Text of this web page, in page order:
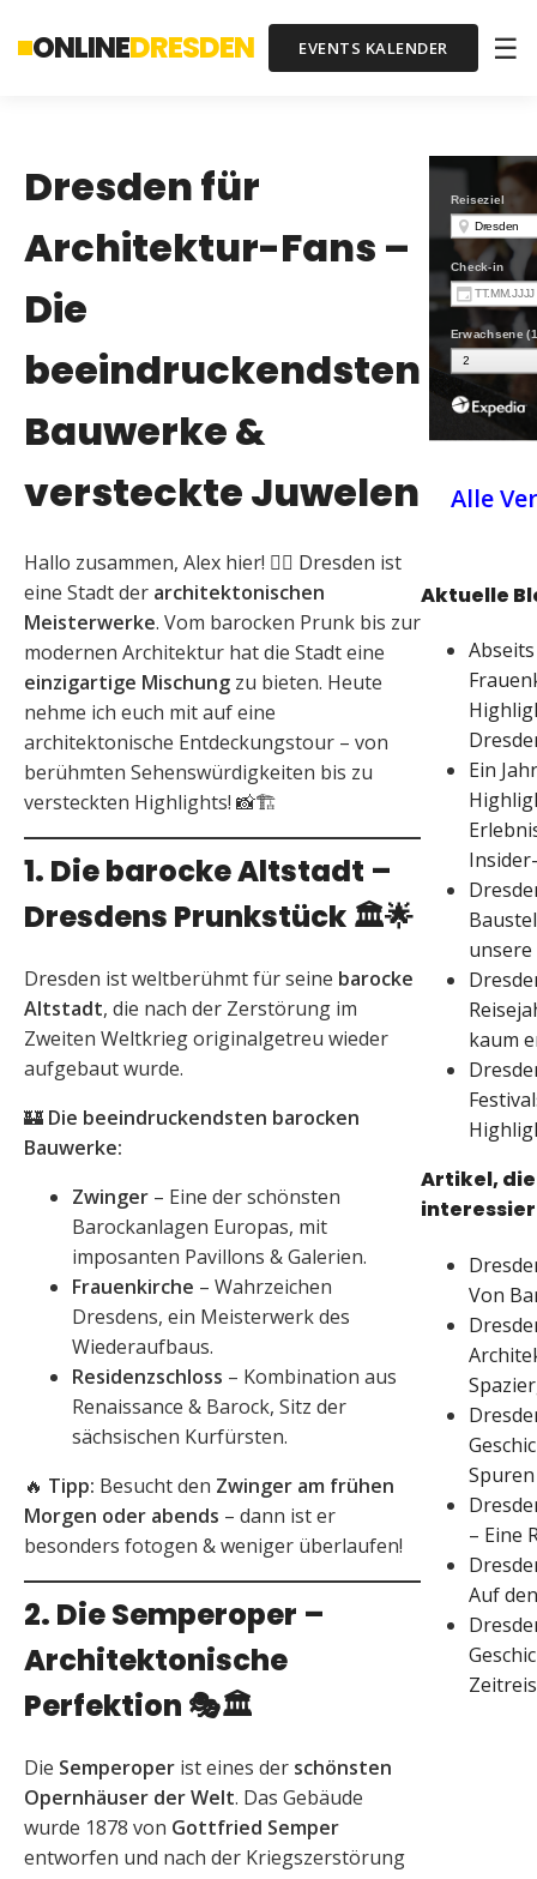
ONLINEDRESDEN EVENTS KALENDER ☰
Dresden für
Architektur-Fans –
Die
beeindruckendsten
Bauwerke &
versteckte Juwelen
Hallo zusammen, Alex hier! 🙋‍♂️ Dresden ist
eine Stadt der architektonischen
Meisterwerke. Vom barocken Prunk bis zur
modernen Architektur hat die Stadt eine
einzigartige Mischung zu bieten. Heute
nehme ich euch mit auf eine
architektonische Entdeckungstour – von
berühmten Sehenswürdigkeiten bis zu
versteckten Highlights! 📸🏗️
1. Die barocke Altstadt –
Dresdens Prunkstück 🏛️🌟
Dresden ist weltberühmt für seine barocke
Altstadt, die nach der Zerstörung im
Zweiten Weltkrieg originalgetreu wieder
aufgebaut wurde.
🏰 Die beeindruckendsten barocken
Bauwerke:
Zwinger – Eine der schönsten
Barockanlagen Europas, mit
imposanten Pavillons & Galerien.
Frauenkirche – Wahrzeichen
Dresdens, ein Meisterwerk des
Wiederaufbaus.
Residenzschloss – Kombination aus
Renaissance & Barock, Sitz der
sächsischen Kurfürsten.
🔥 Tipp: Besucht den Zwinger am frühen
Morgen oder abends – dann ist er
besonders fotogen & weniger überlaufen!
2. Die Semperoper –
Architektonische
Perfektion 🎭🏛️
Die Semperoper ist eines der schönsten
Opernhäuser der Welt. Das Gebäude
wurde 1878 von Gottfried Semper
entworfen und nach der Kriegszerstörung
Alle
Aktuelle
Ein
kaum
Artikel,
Von
– Eine
Auf